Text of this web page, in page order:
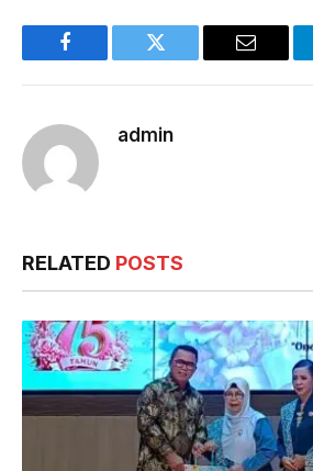
Facebook Twitter Email
admin
RELATED POSTS